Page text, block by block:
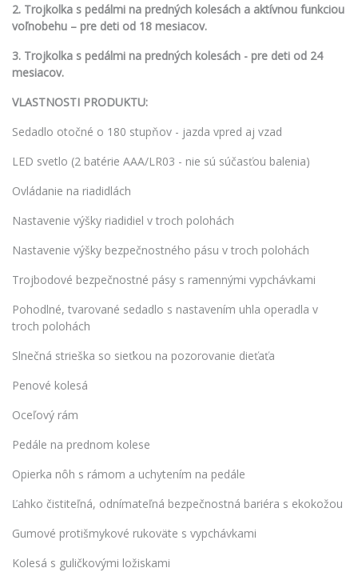
2. Trojkolka s pedálmi na predných kolesách a aktívnou funkciou
voľnobehu – pre deti od 18 mesiacov.
3. Trojkolka s pedálmi na predných kolesách - pre deti od 24
mesiacov.
VLASTNOSTI PRODUKTU:
Sedadlo otočné o 180 stupňov - jazda vpred aj vzad
LED svetlo (2 batérie AAA/LR03 - nie sú súčasťou balenia)
Ovládanie na riadidlách
Nastavenie výšky riadidiel v troch polohách
Nastavenie výšky bezpečnostného pásu v troch polohách
Trojbodové bezpečnostné pásy s ramennými vypchávkami
Pohodlné, tvarované sedadlo s nastavením uhla operadla v
troch polohách
Slnečná strieška so sieťkou na pozorovanie dieťaťa
Penové kolesá
Oceľový rám
Pedále na prednom kolese
Opierka nôh s rámom a uchytením na pedále
Ľahko čistiteľná, odnímateľná bezpečnostná bariéra s ekokožou
Gumové protišmykové rukoväte s vypchávkami
Kolesá s guličkovými ložiskami